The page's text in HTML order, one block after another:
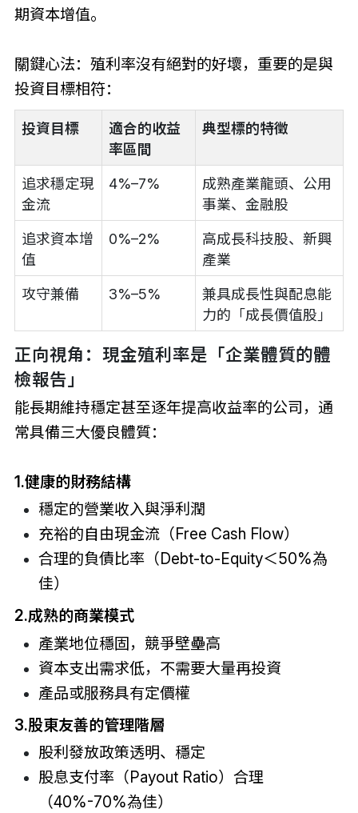
期資本增值。
關鍵心法：殖利率沒有絕對的好壞，重要的是與
投資目標相符：
投資目標
適合的收益
率區間
典型標的特徵
追求穩定現
金流
4%–7%
成熟產業龍頭、公用
事業、金融股
追求資本增
值
0%–2%
高成長科技股、新興
產業
攻守兼備 3%–5%
兼具成長性與配息能
力的「成長價值股」
正向視角：現金殖利率是「企業體質的體
檢報告」
能長期維持穩定甚至逐年提高收益率的公司，通
常具備三大優良體質：
1.健康的財務結構
穩定的營業收入與淨利潤
充裕的自由現金流（Free Cash Flow）
合理的負債比率（Debt-to-Equity＜50%為
佳）
2.成熟的商業模式
產業地位穩固，競爭壁壘高
資本支出需求低，不需要大量再投資
產品或服務具有定價權
3.股東友善的管理階層
股利發放政策透明、穩定
股息支付率（Payout Ratio）合理
（40%-70%為佳）